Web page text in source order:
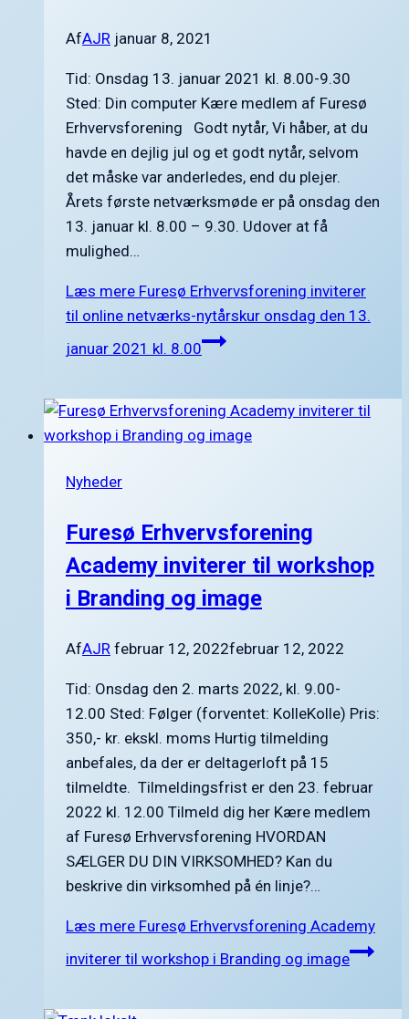
AfAJR januar 8, 2021
Tid: Onsdag 13. januar 2021 kl. 8.00-9.30
Sted: Din computer Kære medlem af Furesø
Erhvervsforening Godt nytår, Vi håber, at du
havde en dejlig jul og et godt nytår, selvom
det måske var anderledes, end du plejer.
Årets første netværksmøde er på onsdag den
13. januar kl. 8.00 – 9.30. Udover at få
mulighed…
Læs mere Furesø Erhvervsforening inviterer
til online netværks-nytårskur onsdag den 13.
januar 2021 kl. 8.00
Nyheder
Furesø Erhvervsforening
Academy inviterer til workshop
i Branding og image
AfAJR februar 12, 2022februar 12, 2022
Tid: Onsdag den 2. marts 2022, kl. 9.00-
12.00 Sted: Følger (forventet: KolleKolle) Pris:
350,- kr. ekskl. moms Hurtig tilmelding
anbefales, da der er deltagerloft på 15
tilmeldte. Tilmeldingsfrist er den 23. februar
2022 kl. 12.00 Tilmeld dig her Kære medlem
af Furesø Erhvervsforening HVORDAN
SÆLGER DU DIN VIRKSOMHED? Kan du
beskrive din virksomhed på én linje?…
Læs mere Furesø Erhvervsforening Academy
inviterer til workshop i Branding og image